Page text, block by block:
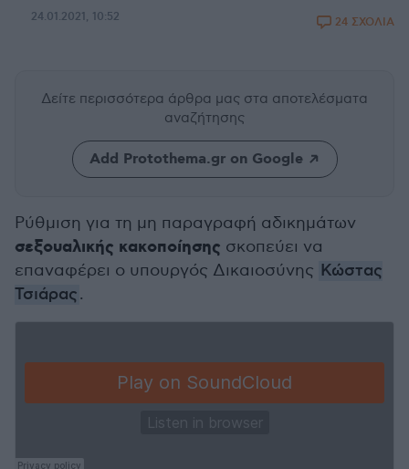
24.01.2021, 10:52 24 ΣΧΟΛΙΑ
Δείτε περισσότερα άρθρα μας στα αποτελέσματα
αναζήτησης
Add Protothema.gr on Google
Ρύθμιση για τη μη παραγραφή αδικημάτων
σεξουαλικής κακοποίησης σκοπεύει να
επαναφέρει ο υπουργός Δικαιοσύνης Κώστας
Τσιάρας.